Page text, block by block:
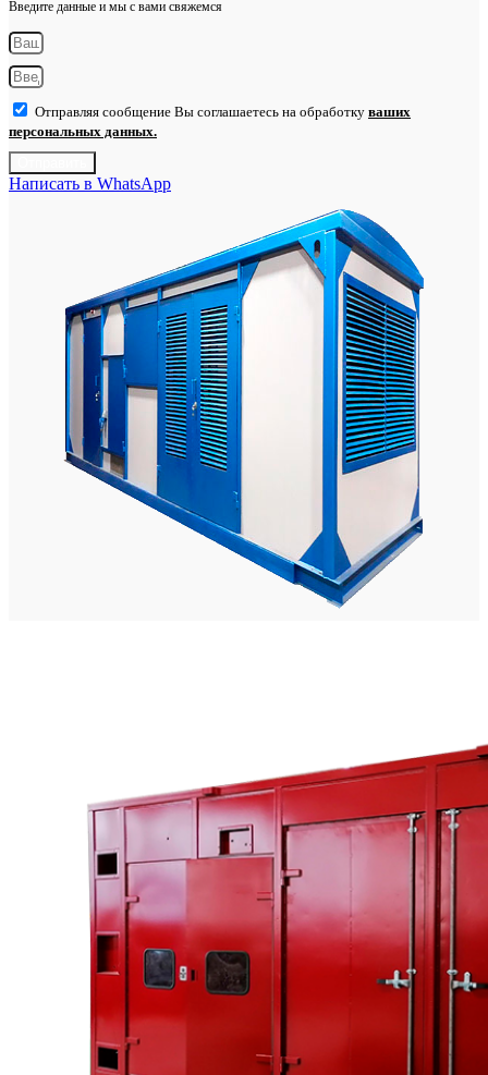
Введите данные и мы с вами свяжемся
Отправляя сообщение Вы соглашаетесь на обработку ваших
персональных данных.
Написать в WhatsApp